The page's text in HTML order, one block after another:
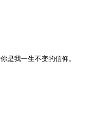
是我一生不变的信仰。